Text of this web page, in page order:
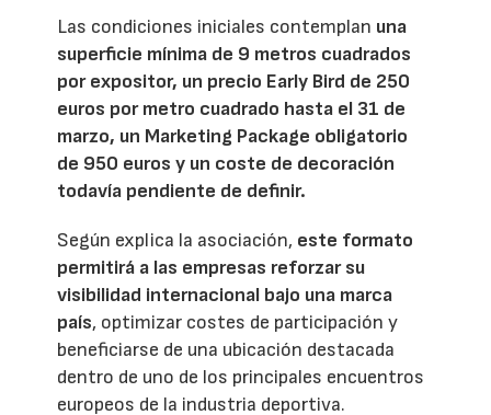
Las condiciones iniciales contemplan una
superficie mínima de 9 metros cuadrados
por expositor, un precio Early Bird de 250
euros por metro cuadrado hasta el 31 de
marzo, un Marketing Package obligatorio
de 950 euros y un coste de decoración
todavía pendiente de definir.
Según explica la asociación, este formato
permitirá a las empresas reforzar su
visibilidad internacional bajo una marca
país, optimizar costes de participación y
beneficiarse de una ubicación destacada
dentro de uno de los principales encuentros
europeos de la industria deportiva.